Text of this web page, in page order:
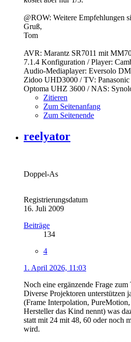
@ROW: Weitere Empfehlungen
Gruß,
Tom
AVR: Marantz SR7011 mit
7.1.4 Konfiguration / Player:
Audio-Mediaplayer: Eversolo
Zidoo UHD3000 / TV:
Optoma UHZ 3600 / NAS:
Zitieren
Zum Seitenanfang
Zum Seitenende
reelyator
Doppel-As
Registrierungsdatum
16. Juli 2009
Beiträge
134
4
1. April 2026, 11:03
Noch eine ergänzende Frage
Diverse Projektoren unterstützen
(Frame Interpolation,
Hersteller das Kind nennt) was
statt mit 24 mit 48, 60 oder noch
wird.